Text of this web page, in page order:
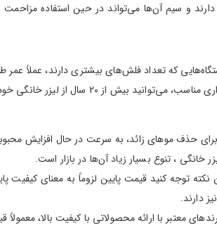
و سیم آن‌ها می‌تواند در حین استفاده
که تعداد فلش‌های بیشتری دارند، عملاً عمر
حذف موهای زائد، به سرعت در حال افزایش
خانگی ، تنوع بسیار زیاد آن‌ها در بازار است.
توجه کنید قیمت پایین لزوماً به معنای کیفیت
دارند.
معتبر با ارائه محصولاتی با کیفیت بالا، معمولاً